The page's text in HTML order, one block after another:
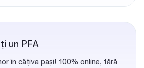
un PFA
în câțiva pași! 100% online, fără